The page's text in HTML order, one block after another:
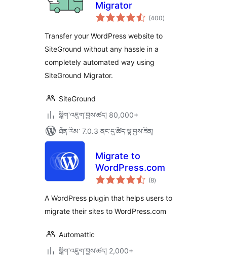
Migrator
(400གདེང་
འཇོག་
)
Transfer your WordPress website to
SiteGround without any hassle in a
completely automated way using
SiteGround Migrator.
SiteGround
སྒྲིག་འཇུག་བྱས་ཚད། 80,000+
ཐོན་རིམ་ 7.0.3 ནང་དུ་ཚོད་ལྟ་བྱས་ཟིན།
Migrate to
WordPress.com
(8གདེང་
འཇོག་
ཚང་།
)
A WordPress plugin that helps users to
migrate their sites to WordPress.com
Automattic
སྒྲིག་འཇུག་བྱས་ཚད། 2,000+